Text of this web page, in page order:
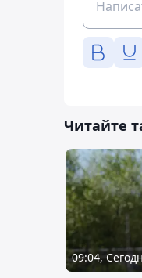
Читайте
09:04,